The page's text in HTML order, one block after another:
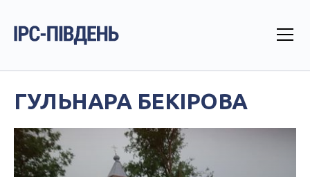
ГУЛЬНАРА БЕКІРОВА